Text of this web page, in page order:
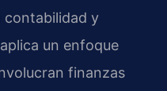
contabilidad y
un enfoque
finanzas